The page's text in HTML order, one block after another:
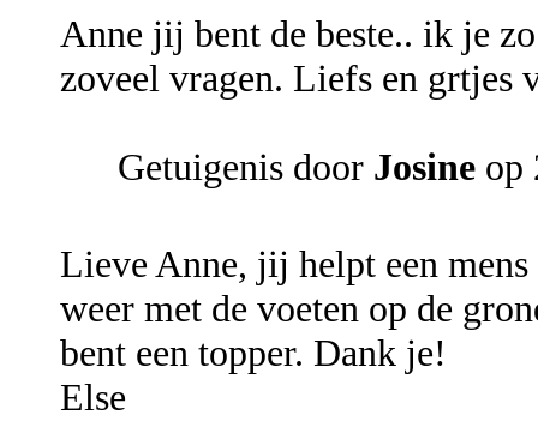
Anne jij bent de beste.. ik je
zoveel vragen. Liefs en grtjes
Getuigenis door Josine op
Lieve Anne, jij helpt een
weer met de voeten op de
bent een topper. Dank je!
Else